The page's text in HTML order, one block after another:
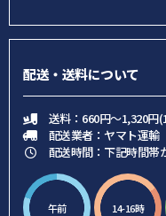
配送・送料について
送料：660円～1,320円
配送業者：ヤマト運輸
配送時間：下記時間帯
午前 14-16時